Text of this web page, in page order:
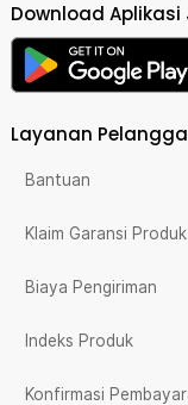
Download
Layanan
Bantuan
Klaim Garansi Produk
Biaya Pengiriman
Indeks Produk
Konfirmasi